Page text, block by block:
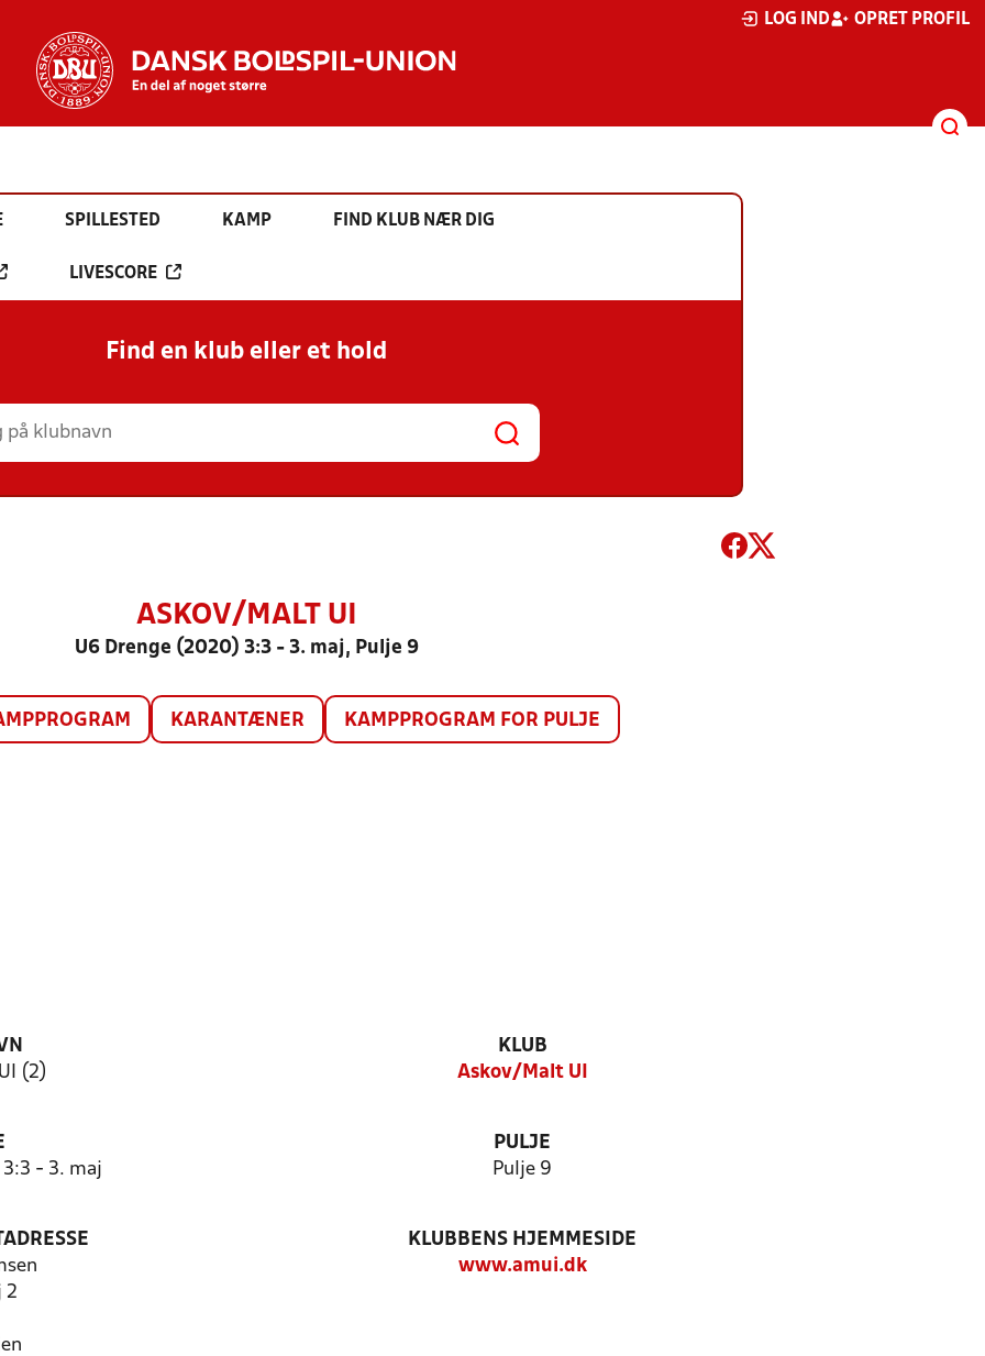
LOG IND OPRET PROFIL
SPILLESTED KAMP FIND KLUB NÆR DIG
LIVESCORE
Find en klub eller et hold
ASKOV/MALT UI
U6 Drenge (2020) 3:3 - 3. maj, Pulje 9
KARANTÆNER KAMPPROGRAM FOR PULJE
(2)
KLUB
Askov/Malt UI
- 3. maj
PULJE
Pulje 9
2
KLUBBENS HJEMMESIDE
www.amui.dk